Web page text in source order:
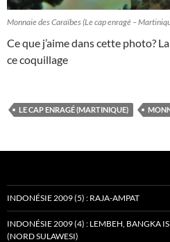
Monnaie des Caraïbes (Le cap enragé –
Ce que j’aime dans cette photo?
ce coquillage
LE CAP ENRAGÉ (MARTINIQUE)
INDONÉSIE 2009 (5) : RAJA-AMPAT
INDONÉSIE 2009 (4) : LEMBEH, BANGKA
(NORD SULAWESI)